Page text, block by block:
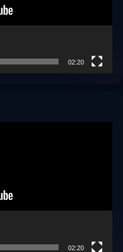
02:20
02:20